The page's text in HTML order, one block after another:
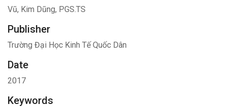
Vũ, Kim Dũng, PGS.TS
Publisher
Trường Đại Học Kinh Tế Quốc Dân
Date
2017
Keywords